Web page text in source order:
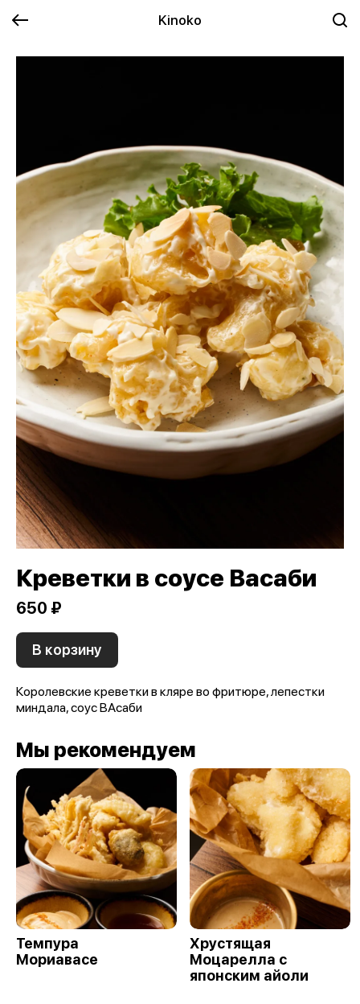
Kinoko
Креветки в соусе Васаби
650 ₽
В корзину
Королевские креветки в кляре во фритюре, лепестки
миндала, соус ВАсаби
Мы рекомендуем
Темпура
Мориавасе
Хрустящая
Моцарелла с
японским айоли